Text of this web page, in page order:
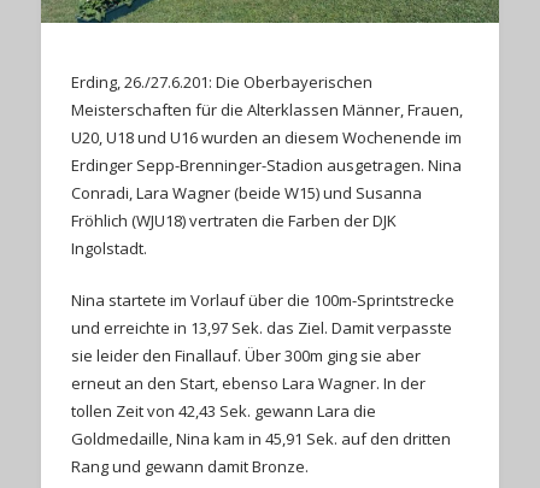
Erding, 26./27.6.201: Die Oberbayerischen
Meisterschaften für die Alterklassen Männer, Frauen,
U20, U18 und U16 wurden an diesem Wochenende im
Erdinger Sepp-Brenninger-Stadion ausgetragen. Nina
Conradi, Lara Wagner (beide W15) und Susanna
Fröhlich (WJU18) vertraten die Farben der DJK
Ingolstadt.
Nina startete im Vorlauf über die 100m-Sprintstrecke
und erreichte in 13,97 Sek. das Ziel. Damit verpasste
sie leider den Finallauf. Über 300m ging sie aber
erneut an den Start, ebenso Lara Wagner. In der
tollen Zeit von 42,43 Sek. gewann Lara die
Goldmedaille, Nina kam in 45,91 Sek. auf den dritten
Rang und gewann damit Bronze.